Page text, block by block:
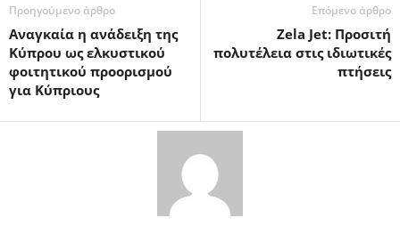
Προηγούμενο άρθρο
Αναγκαία η ανάδειξη της
Κύπρου ως ελκυστικού
φοιτητικού προορισμού
για Κύπριους
Επόμενο άρθρο
Zela Jet: Προσιτή
πολυτέλεια στις ιδιωτικές
πτήσεις